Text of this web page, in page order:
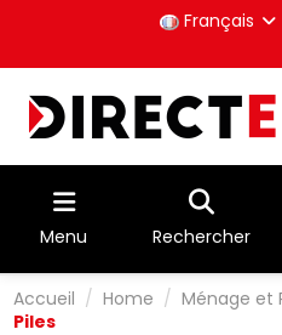
Français
Menu Rechercher
Accueil Home Ménage et
Piles